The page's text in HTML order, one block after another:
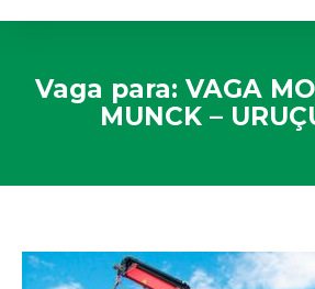
Vaga para: VAGA
MUNCK –